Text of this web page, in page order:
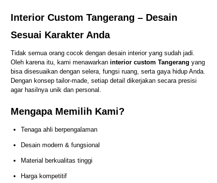
Interior Custom Tangerang – Desain
Sesuai Karakter Anda
Tidak semua orang cocok dengan desain interior yang sudah jadi.
Oleh karena itu, kami menawarkaninterior custom Tangerang yang
bisa disesuaikan dengan selera, fungsi ruang, serta gaya hidup Anda.
Dengan konsep tailor-made, setiap detail dikerjakan secara presisi
agar hasilnya unik dan personal.
Mengapa Memilih Kami?
Tenaga ahli berpengalaman
Desain modern & fungsional
Material berkualitas tinggi
Harga kompetitif